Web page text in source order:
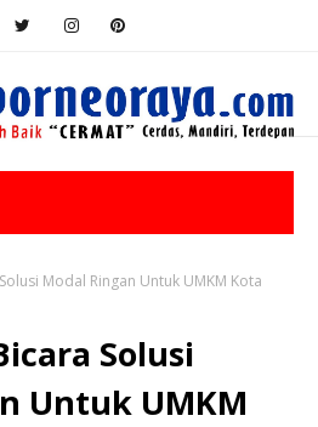
Modal Ringan Untuk UMKM Kota
Solusi
Untuk UMKM